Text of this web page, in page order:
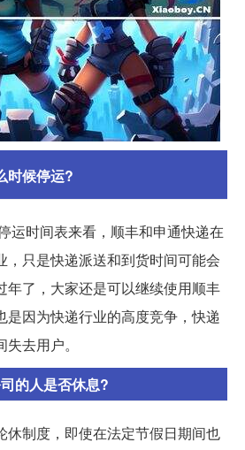
时候停运?
运时间表来看，顺丰和申通快递在
，只是快递派送和到货时间可能会
年了，大家还是可以继续使用顺丰
是因为快递行业的高度竞争，快递
去用户。
的人是否休息?
休制度，即使在法定节假日期间也